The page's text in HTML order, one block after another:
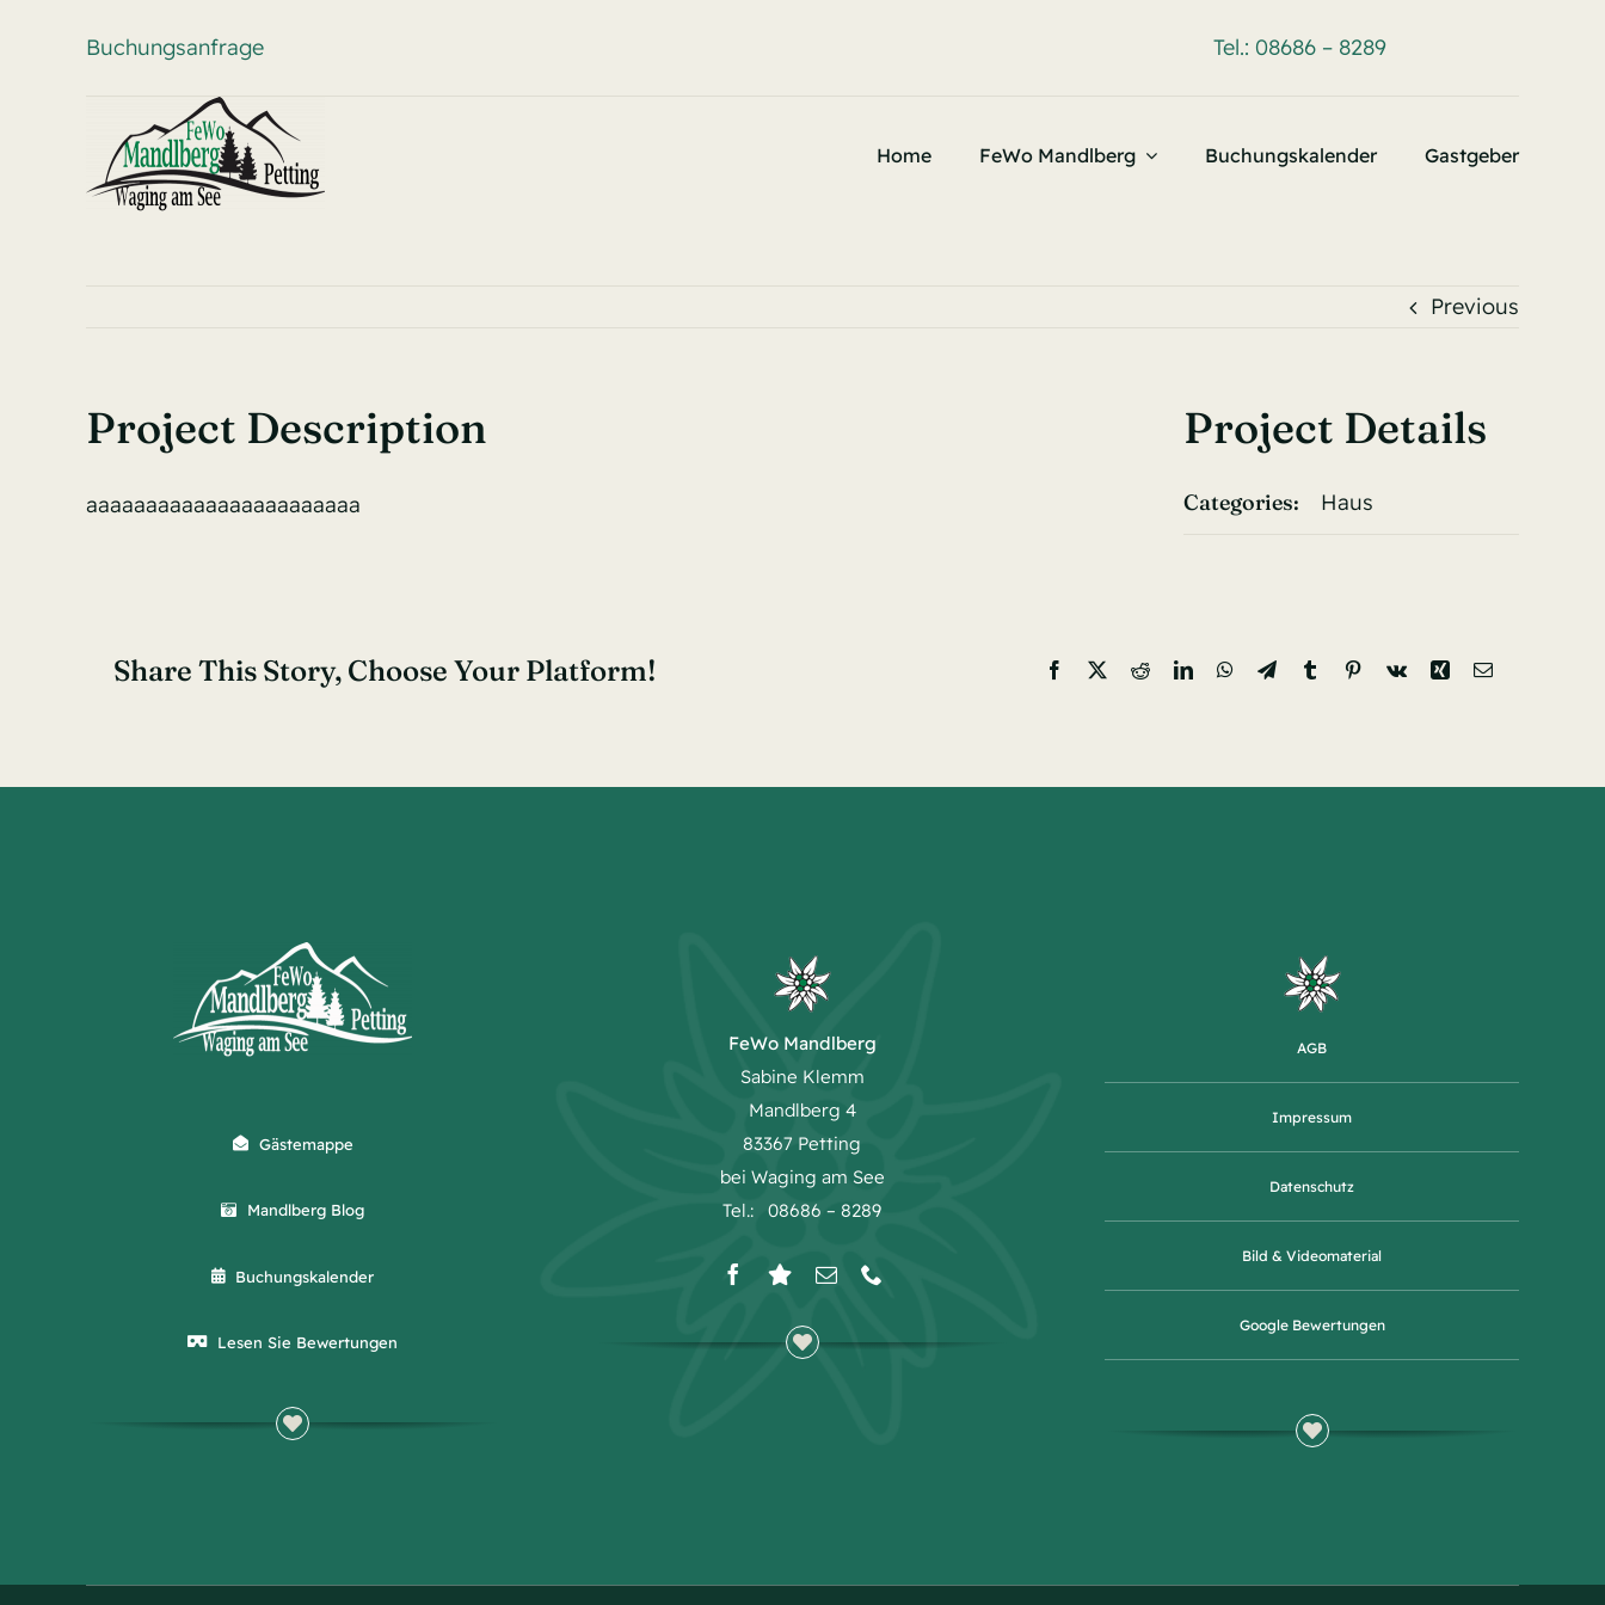
Buchungsanfrage Tel.: 08686 – 8289
Home FeWo Mandlberg Buchungskalender Gastgeber
Previous
Project Description
aaaaaaaaaaaaaaaaaaaaaaa
Project Details
Categories: Haus
Share This Story, Choose Your Platform! Facebook
X RedditLinkedInWhatsApp
TelegramTumblrPinterest
Vk Xing Email
Gästemappe
Mandlberg Blog
Buchungskalender
Lesen Sie Bewertungen
FeWo Mandlberg
Sabine Klemm
Mandlberg 4
83367 Petting
bei Waging am See
Tel.: 08686 – 8289
AGB
Impressum
Datenschutz
Bild & Videomaterial
Google Bewertungen